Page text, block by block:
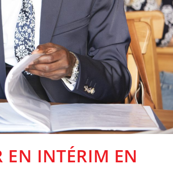
EN INTÉRIM EN